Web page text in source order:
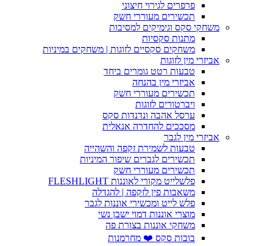
פרפרים לגירוי חיצוני
תכשירים מעוררי חשק
משחקי סקס וגימיקים למסיבות
מתנות סקסיות
משחקים סקסיים לזוגות | משחקים במיניות
אביזרי מין לזוגות
טבעות רטט גומרים ביחד
אביזרי מין בהנחה
תכשירים מעוררי חשק
ויברטורים לזוגות
ערסל אהבה ונדנדות סקס
מסככים להחדרה אנאלית
אביזרי מין לגבר
טבעות לשמירת זקפה והשהייה
תכשירים לגברים שיפור המיניות
תכשירים מעוררי חשק
פלשלייט מקורי לאוננות FLESHLIGHT
משאבות פין לזקפה | להגדלה
פלש לייט ומכשירי אוננות לגבר
מוצרי אוננות דמוי ישבן נשי
משחקי אוננות בצורת פה
בובות סקס ❤️ מחרמנות